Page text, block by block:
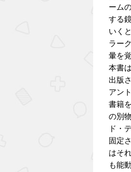
ーム
する
いく
ラー
暈を
本書
出版
アン
書籍
の別
ド・
固定
はそ
も能